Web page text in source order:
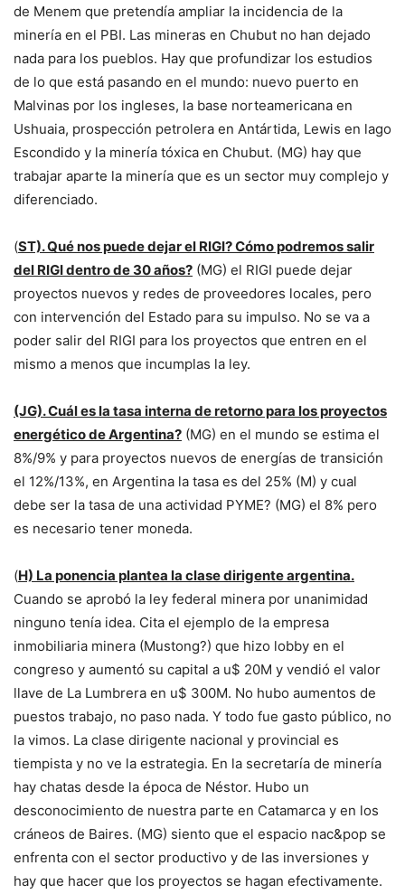
de Menem que pretendía ampliar la incidencia de la
minería en el PBI. Las mineras en Chubut no han dejado
nada para los pueblos. Hay que profundizar los estudios
de lo que está pasando en el mundo: nuevo puerto en
Malvinas por los ingleses, la base norteamericana en
Ushuaia, prospección petrolera en Antártida, Lewis en lago
Escondido y la minería tóxica en Chubut. (MG) hay que
trabajar aparte la minería que es un sector muy complejo y
diferenciado.
(ST). Qué nos puede dejar el RIGI? Cómo podremos salir
del RIGI dentro de 30 años? (MG) el RIGI puede dejar
proyectos nuevos y redes de proveedores locales, pero
con intervención del Estado para su impulso. No se va a
poder salir del RIGI para los proyectos que entren en el
mismo a menos que incumplas la ley.
(JG). Cuál es la tasa interna de retorno para los proyectos
energético de Argentina? (MG) en el mundo se estima el
8%/9% y para proyectos nuevos de energías de transición
el 12%/13%, en Argentina la tasa es del 25% (M) y cual
debe ser la tasa de una actividad PYME? (MG) el 8% pero
es necesario tener moneda.
(H) La ponencia plantea la clase dirigente argentina.
Cuando se aprobó la ley federal minera por unanimidad
ninguno tenía idea. Cita el ejemplo de la empresa
inmobiliaria minera (Mustong?) que hizo lobby en el
congreso y aumentó su capital a u$ 20M y vendió el valor
llave de La Lumbrera en u$ 300M. No hubo aumentos de
puestos trabajo, no paso nada. Y todo fue gasto público, no
la vimos. La clase dirigente nacional y provincial es
tiempista y no ve la estrategia. En la secretaría de minería
hay chatas desde la época de Néstor. Hubo un
desconocimiento de nuestra parte en Catamarca y en los
cráneos de Baires. (MG) siento que el espacio nac&pop se
enfrenta con el sector productivo y de las inversiones y
hay que hacer que los proyectos se hagan efectivamente.